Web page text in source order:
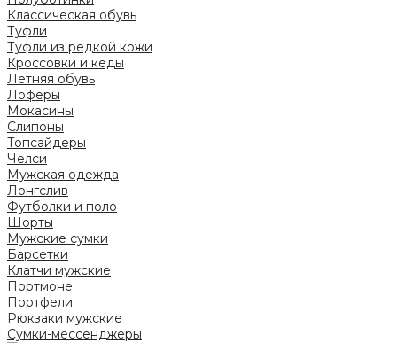
Классическая обувь
Туфли
Туфли из редкой кожи
Кроссовки и кеды
Летняя обувь
Лоферы
Мокасины
Слипоны
Топсайдеры
Челси
Мужская одежда
Лонгслив
Футболки и поло
Шорты
Мужские сумки
Барсетки
Клатчи мужские
Портмоне
Портфели
Рюкзаки мужские
Сумки-мессенджеры